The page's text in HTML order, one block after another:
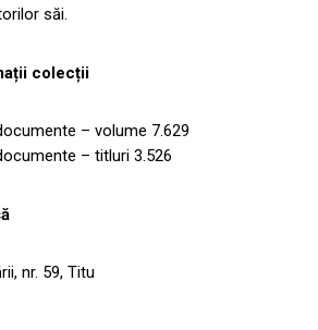
săi.
colecții
– volume 7.629
– titluri 3.526
nr. 59, Titu